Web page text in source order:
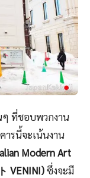
ที่ชอบพวกงาน
ารนี้จะเน้นงาน
Modern Art
VENINI)ซึ่งจะมี